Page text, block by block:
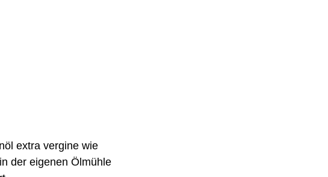
extra vergine wie
der eigenen Ölmühle